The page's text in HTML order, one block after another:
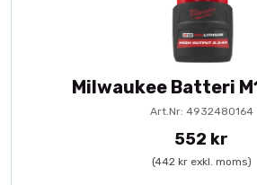
Milwaukee Batteri
Art.Nr: 4932480164
552 kr
(442 kr exkl. moms)